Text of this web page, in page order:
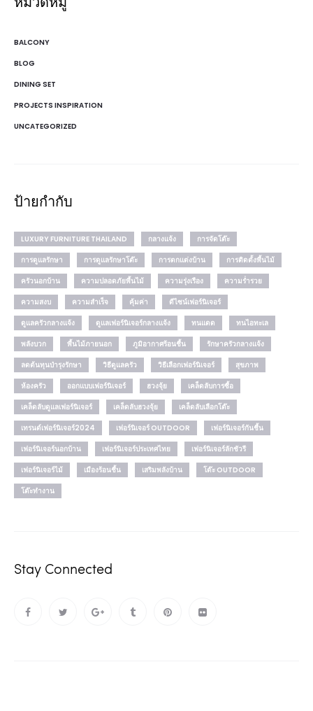
BALCONY
BLOG
DINING SET
PROJECTS INSPIRATION
UNCATEGORIZED
ป้ายกำกับ
LUXURY FURNITURE THAILAND กลางแจ้ง
การจัดโต๊ะ
การดูแลรักษา
การดูแลรักษาโต๊ะ การตกแต่งบ้าน
การติดตั้งพื้นไม้
ครัวนอกบ้าน
ความปลอดภัยพื้นไม้ ความรุ่งเรือง
ความร่ำรวย
ความสงบ
ความสำเร็จ คุ้มค่า
ดีไซน์เฟอร์นิเจอร์
ดูแลครัวกลางแจ้ง
ดูแลเฟอร์นิเจอร์กลางแจ้ง ทนแดด
ทนไอทะเล
พลังบวก
พื้นไม้ภายนอก ภูมิอากาศร้อนชื้น
รักษาครัวกลางแจ้ง
ลดต้นทุนบำรุงรักษา
วิธีดูแลครัว วิธีเลือกเฟอร์นิเจอร์
สุขภาพ
ห้องครัว
ออกแบบเฟอร์นิเจอร์ ฮวงจุ้ย
เคล็ดลับการซื้อ
เคล็ดลับดูแลเฟอร์นิเจอร์
เคล็ดลับฮวงจุ้ย
เคล็ดลับเลือกโต๊ะ
เทรนด์เฟอร์นิเจอร์2024
เฟอร์นิเจอร์ OUTDOOR
เฟอร์นิเจอร์กันชื้น
เฟอร์นิเจอร์นอกบ้าน
เฟอร์นิเจอร์ประเทศไทย
เฟอร์นิเจอร์ลักชัวรี
เฟอร์นิเจอร์ไม้
เมืองร้อนชื้น เสริมพลังบ้าน
โต๊ะ OUTDOOR
โต๊ะทำงาน
Stay Connected